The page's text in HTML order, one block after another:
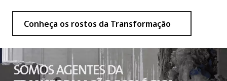
Conheça os rostos da Transformação